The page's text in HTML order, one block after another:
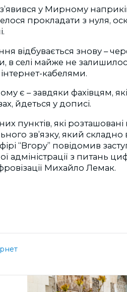
у Мирному
прокладати з нуля,
відбувається знову –
в селі майже не
кабелями.
є – завдяки фахівцям,
йдеться у дописі.
пунктів, які розташовані
зв’язку, який
“Вгору” повідомив
адміністрації з питань
Михайло Лемак.